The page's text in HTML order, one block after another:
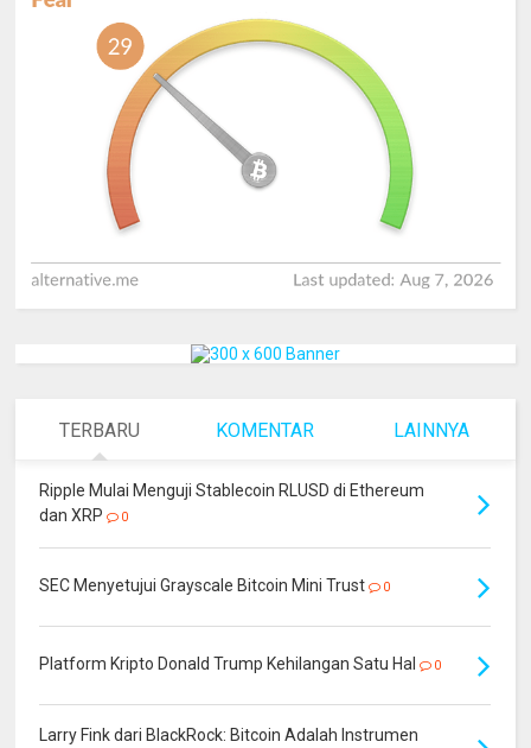
TERBARU KOMENTAR LAINNYA
Ripple Mulai Menguji Stablecoin RLUSD di Ethereum
dan XRP
0
SEC Menyetujui Grayscale Bitcoin Mini Trust 0
Platform Kripto Donald Trump Kehilangan Satu Hal 0
Larry Fink dari BlackRock: Bitcoin Adalah Instrumen